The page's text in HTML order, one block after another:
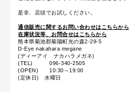
是非、店頭でお試しください。
通信販売に関するお問い合わせはこちらから
在庫状況等、お問合せはこちらから
熊本県菊池郡菊陽町光の森2-29-5
D-Eye nakahara megane
(ディーアイ ナカハラメガネ)
(TEL) 096-340-2505
(OPEN) 10:30～19:00
(定休日) 水曜日